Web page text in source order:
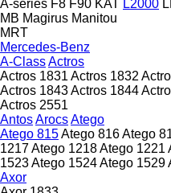
A-series F8 F90 KAT L2000
MB Magirus Manitou
MRT
Mercedes-Benz
A-ClassActros
Actros 1831 Actros 1832
Actros 1843Actros 1844
Actros 2551
AntosArocsAtego
Atego 815Atego 816Atego
1217Atego 1218Atego 1221
1523Atego 1524Atego 1529
Axor